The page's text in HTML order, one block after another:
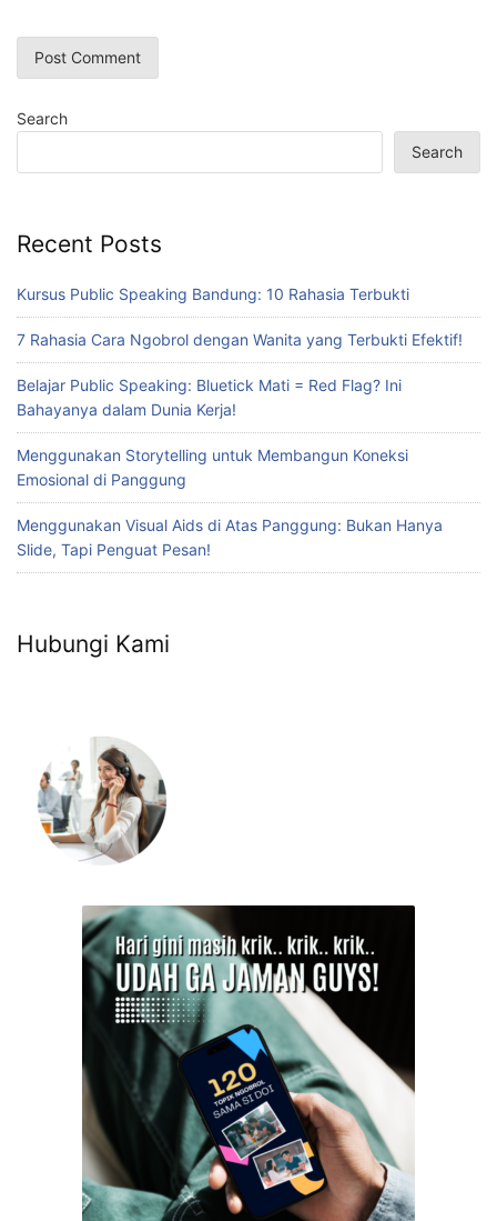
Search
Search
Recent Posts
Kursus Public Speaking Bandung: 10 Rahasia Terbukti
7 Rahasia Cara Ngobrol dengan Wanita yang Terbukti Efektif!
Belajar Public Speaking: Bluetick Mati = Red Flag? Ini
Bahayanya dalam Dunia Kerja!
Menggunakan Storytelling untuk Membangun Koneksi
Emosional di Panggung
Menggunakan Visual Aids di Atas Panggung: Bukan Hanya
Slide, Tapi Penguat Pesan!
Hubungi Kami